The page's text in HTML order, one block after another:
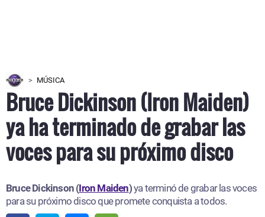
MÚSICA
Bruce Dickinson (Iron Maiden)
ya ha terminado de grabar las
voces para su próximo disco
Bruce Dickinson (Iron Maiden)ya terminó de grabar las voces
para su próximo disco que promete conquista a todos.